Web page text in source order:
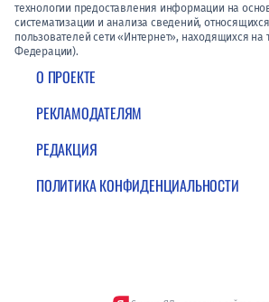
О ПРОЕКТЕ
РЕКЛАМОДАТЕЛЯМ
РЕДАКЦИЯ
ПОЛИТИКА КОНФИДЕНЦИАЛЬНОСТИ
технологии предоставления информации на
систематизации и анализа сведений,
пользователей сети «Интернет», находящихся на
Федерации).